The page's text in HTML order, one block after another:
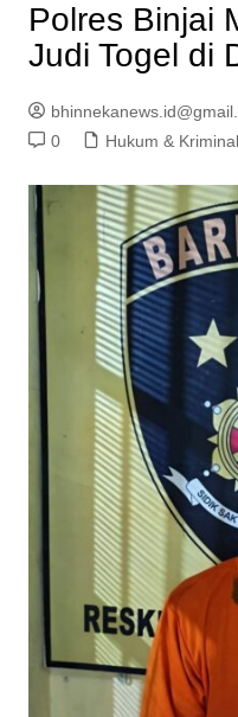
Polres Binjai
Judi Togel di
0
Hukum & Kriminal